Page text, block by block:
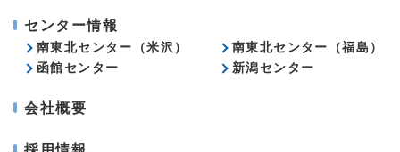
センター情報
南東北センター（米沢）
南東北センター（福島）
函館センター
新潟センター
会社概要